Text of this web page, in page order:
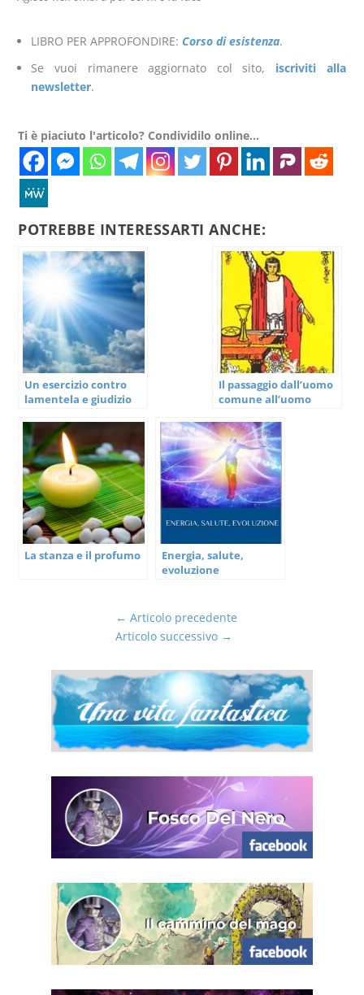
LIBRO PER APPROFONDIRE: Corso di esistenza.
Se vuoi rimanere aggiornato col sito, iscriviti alla
newsletter.
Ti è piaciuto l'articolo? Condividilo online...
POTREBBE INTERESSARTI ANCHE:
Un esercizio contro
lamentela e giudizio
Il passaggio dall’uomo
comune all’uomo
La stanza e il profumo
Energia, salute,
evoluzione
←Articolo precedente
Articolo successivo →